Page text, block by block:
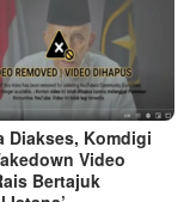
Diakses, Komdigi
Video
Bertajuk